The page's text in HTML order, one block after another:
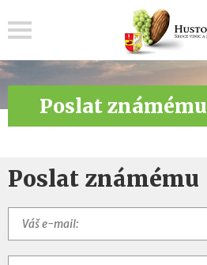
Poslat známému
Poslat známému